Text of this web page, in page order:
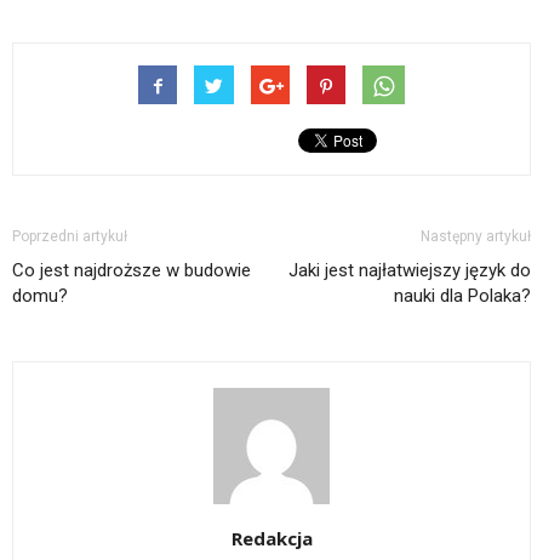
Poprzedni artykuł
Co jest najdroższe w budowie
domu?
Następny artykuł
Jaki jest najłatwiejszy język do
nauki dla Polaka?
Redakcja